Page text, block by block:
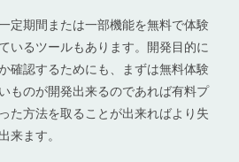
定期間または一部機能を無料で体験
いるツールもあります。開発目的に
確認するためにも、まずは無料体験
ものが開発出来るのであれば有料プ
た方法を取ることが出来ればより失
来ます。